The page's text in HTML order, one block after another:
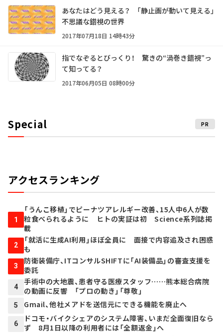
あなたはどう見える？ 「静止画が動いて見える」
不思議な錯視の世界
2017年07月18日 14時43分
指でなぞるとびっくり！ 驚きの“渦巻き錯視”っ
て知ってる？
2017年06月05日 08時00分
Special PR
アクセスランキング
1
「うんこ移植」でピーナツアレルギー改善、15人中6人が数
粒食べられるように ヒトの実証は初 Science系列誌掲
載
2
「就活に生成AI利用」ほぼ全員に 面接で内容追及され困惑
も
3
防衛装備庁、ITコンサルSHIFTに「AI装備品」の審査支援を
委託
4
手術中の大地震、患者守る医療スタッフ……熊本総合病院
の動画に反響 「プロの動き」「尊敬」
5 Gmail、他社メアドを送信元にできる機能を廃止へ
6
ドコモ・バイクシェアのシステム障害、いまだ全面復旧なら
ず 8月1日以降の利用者には「全額返金」へ